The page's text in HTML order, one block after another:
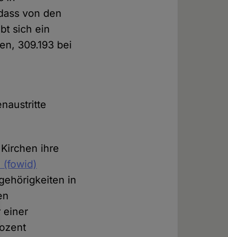
von den
sich ein
309.193 bei
ihre
(fowid)
in
einer